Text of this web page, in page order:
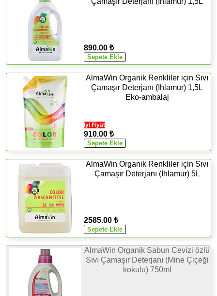
890.00 ₺
AlmaWin Organik Renkliler için Sıvı
Çamaşır Deterjanı (Ihlamur) 1,5L
Eko-ambalaj
İyi Fiyat
910.00 ₺
AlmaWin Organik Renkliler için Sıvı
Çamaşır Deterjanı (Ihlamur) 5L
2585.00 ₺
AlmaWin Organik Sabun Cevizi özlü
Sıvı Çamaşır Deterjanı (Mine Çiçeği
kokulu) 750ml